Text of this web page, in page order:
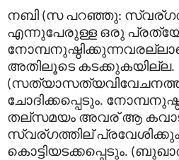
നബി (സ പറഞ്ഞു: സ്വര്
എന്നുപേരുള്ള ഒരു
അതിലൂടെകടക്കുകയില്ല.
(
ചോദിക്കപ്പെടും.
തല്സമയം അവര് ആ
സ്വര്ഗത്തില് പ്രവേശിക്കും
കൊട്ടിയടക്കപ്പെടും. (